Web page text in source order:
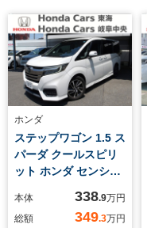
ホンダ
ステップワゴン 1.5 ス
パーダ クールスピリ
ット ホンダ センシン
ナビ マルチビューカ
メラ
本体 338.9万円
総額
349.3万円